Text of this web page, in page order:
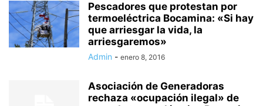
Pescadores que protestan por
termoeléctrica Bocamina: «Si hay
que arriesgar la vida, la
arriesgaremos»
Admin - enero 8, 2016
Asociación de Generadoras
rechaza «ocupación ilegal» de